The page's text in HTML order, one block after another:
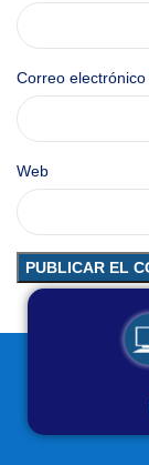
Correo electrónico
Web